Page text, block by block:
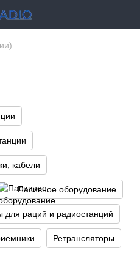
кабели
Пасивное оборудование
для раций и радиостанций
Ретрансляторы